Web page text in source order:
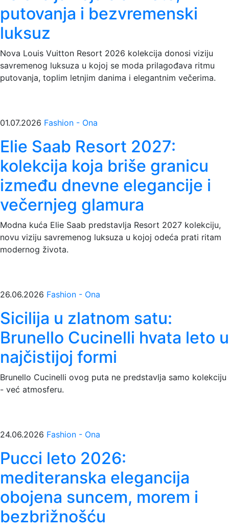
putovanja i bezvremenski
luksuz
Nova Louis Vuitton Resort 2026 kolekcija donosi viziju
savremenog luksuza u kojoj se moda prilagođava ritmu
putovanja, toplim letnjim danima i elegantnim večerima.
01.07.2026 Fashion - Ona
Elie Saab Resort 2027:
kolekcija koja briše granicu
između dnevne elegancije i
večernjeg glamura
Modna kuća Elie Saab predstavlja Resort 2027 kolekciju,
novu viziju savremenog luksuza u kojoj odeća prati ritam
modernog života.
26.06.2026 Fashion - Ona
Sicilija u zlatnom satu:
Brunello Cucinelli hvata leto u
najčistijoj formi
Brunello Cucinelli ovog puta ne predstavlja samo kolekciju
- već atmosferu.
24.06.2026 Fashion - Ona
Pucci leto 2026:
mediteranska elegancija
obojena suncem, morem i
bezbrižnošću